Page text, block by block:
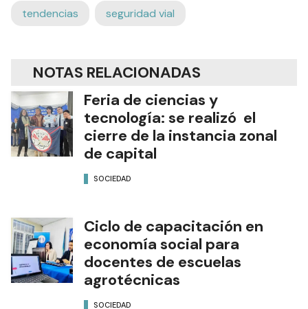
tendencias seguridad vial
NOTAS RELACIONADAS
Feria de ciencias y
tecnología: se realizó el
cierre de la instancia zonal
de capital
SOCIEDAD
Ciclo de capacitación en
economía social para
docentes de escuelas
agrotécnicas
SOCIEDAD